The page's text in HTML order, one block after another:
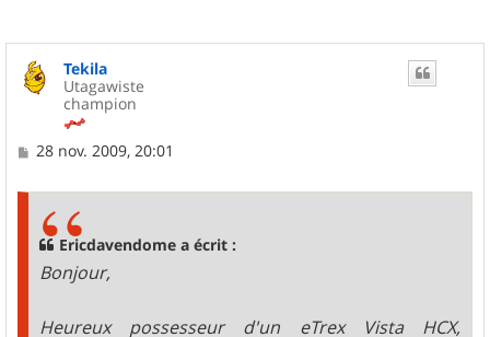
Tekila
Utagawiste
champion
M
28 nov. 2009, 20:01
Ericdavendome a écrit :
Bonjour,
Heureux possesseur d'un eTrex Vista HCX,